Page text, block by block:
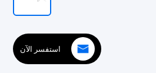
استفسر الآن